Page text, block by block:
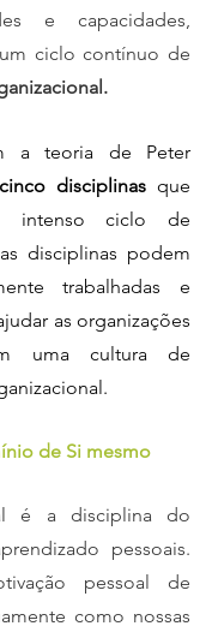
e capacidades,
a teoria de Peter
cinco disciplinas que
intenso ciclo de
disciplinas podem
trabalhadas e
as organizações
uma cultura de
de Si mesmo
é a disciplina do
pessoais.
pessoal de
como nossas